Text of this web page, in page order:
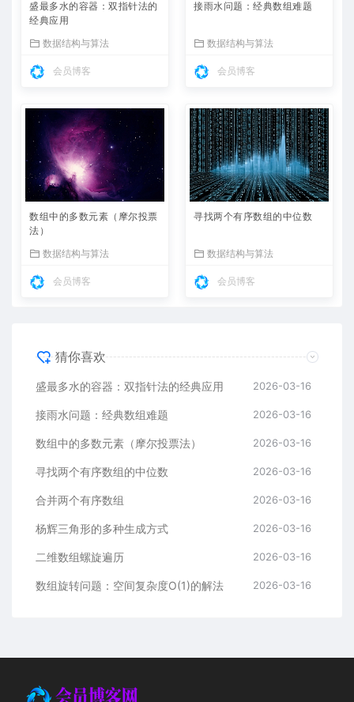
盛最多水的容器：双指针法的
经典应用
数据结构与算法
会员博客
接雨水问题：经典数组难题
数据结构与算法
会员博客
数组中的多数元素（摩尔投票
法）
数据结构与算法
会员博客
寻找两个有序数组的中位数
数据结构与算法
会员博客
猜你喜欢
盛最多水的容器：双指针法的经典应用 2026-03-16
接雨水问题：经典数组难题 2026-03-16
数组中的多数元素（摩尔投票法） 2026-03-16
寻找两个有序数组的中位数 2026-03-16
合并两个有序数组 2026-03-16
杨辉三角形的多种生成方式 2026-03-16
二维数组螺旋遍历 2026-03-16
数组旋转问题：空间复杂度O(1)的解法 2026-03-16